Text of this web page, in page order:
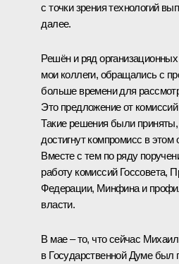
с точки зрения технологий
далее.
Решён и ряд
мои коллеги, обращались с
больше времени для
Это предложение от
Такие решения были приняты,
достигнут компромисс в
Вместе с тем по ряду
работу комиссий Госсовета,
Федерации, Минфина и
власти.
В мае – то, что сейчас
в Государственной Думе был